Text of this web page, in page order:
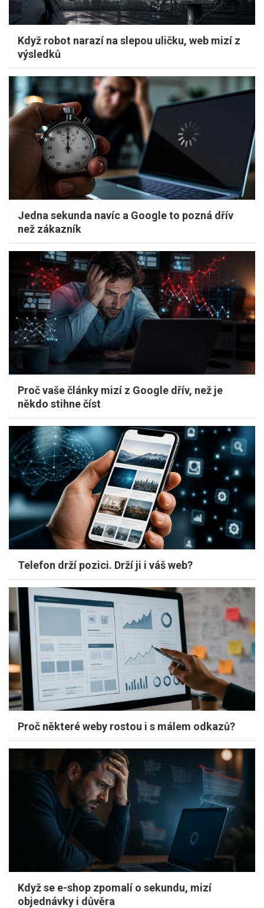
Když robot narazí na slepou uličku, web mizí z
výsledků
Jedna sekunda navíc a Google to pozná dřív
než zákazník
Proč vaše články mizí z Google dřív, než je
někdo stihne číst
Telefon drží pozici. Drží ji i váš web?
Proč některé weby rostou i s málem odkazů?
Když se e-shop zpomalí o sekundu, mizí
objednávky i důvěra